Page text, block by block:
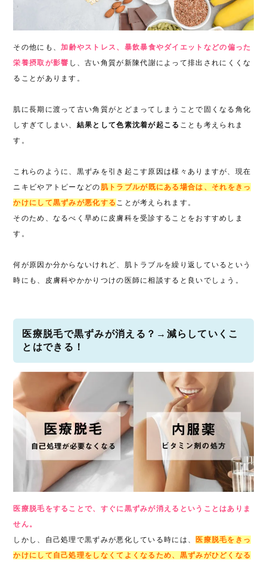
その他にも、加齢やストレス、暴飲暴食やダイエットなどの偏った
栄養摂取が影響 し、古い角質が新陳代謝によって排出されにくくな
ることがあります。
肌に長期に渡って古い角質がとどまってしまうことで固くなる角化
しすぎてしまい、 結果として色素沈着が起こる ことも考えられま
す。
これらのように、黒ずみを引き起こす原因は様々ありますが、現在
ニキビやアトピーなどの 肌トラブルが既にある場合は、それをきっ
かけにして黒ずみが悪化する ことが考えられます。
そのため、なるべく早めに皮膚科を受診することをおすすめしま
す。
何が原因か分からないけれど、肌トラブルを繰り返しているという
時にも、皮膚科やかかりつけの医師に相談すると良いでしょう。
医療脱毛で黒ずみが消える？→減らしていくこ
とはできる！
医療脱毛をすることで、すぐに黒ずみが消えるということはありま
せん。
しかし、自己処理で黒ずみが悪化している時には、
医療脱毛をきっ
かけにして自己処理をしなくてよくなるため、黒ずみがひどくなる